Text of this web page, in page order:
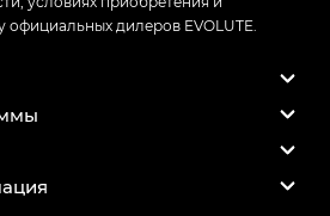
официальных дилеров EVOLUTE.